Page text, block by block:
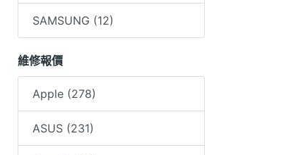
SAMSUNG (12)
維修報價
Apple (278)
ASUS (231)